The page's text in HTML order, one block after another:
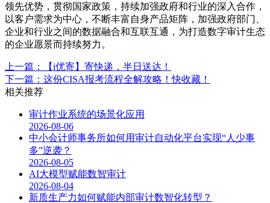
领先优势，贯彻国家政策，持续加强政府和行业的深入合作，
以客户需求为中心，不断丰富自身产品矩阵，加强政府部门、
企业和行业之间的数据融合和互联互通，为打造数字审计生态
的企业愿景而持续努力。
上一篇：【i优寄】寄快递，半日送达！
下一篇：这份CISA报考流程全解攻略！快收藏！
相关推荐
审计作业系统的场景化应用
2026-08-06
中小会计师事务所如何用审计自动化平台实现“人少事
多”逆袭？
2026-08-05
AI大模型赋能数智审计
2026-08-04
新质生产力如何赋能内部审计数智化转型？